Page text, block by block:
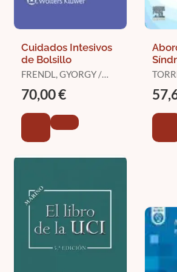
Cuidados Intesivos
de Bolsillo
FRENDL, GYORGY /
70,00 €